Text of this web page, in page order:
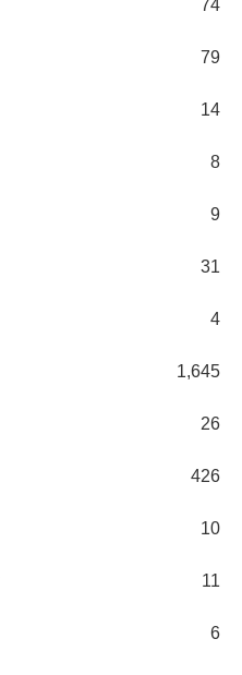
74
79
14
8
9
31
4
1,645
26
426
10
11
6